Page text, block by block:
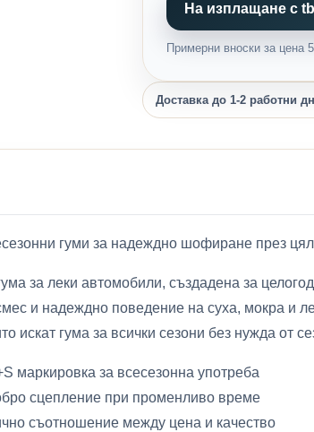
На изплащане с
Примерни вноски за цена
Доставка до 1-2 работни
гуми за надеждно шофиране през
за леки автомобили, създадена за
и надеждно поведение на суха, мокра и
искат гумa за всички сезони без нужда от
маркировка за всесезонна употреба
сцепление при променливо време
съотношение между цена и качество